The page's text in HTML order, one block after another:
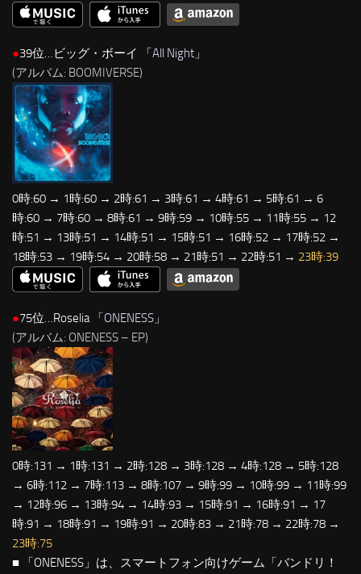
●39位…ビッグ・ボーイ 「All Night 」
(アルバム: BOOMIVERSE)
0時:60 → 1時:60 → 2時:61 → 3時:61 → 4時:61 → 5時:61 → 6
時:60 → 7時:60 → 8時:61 → 9時:59 → 10時:55 → 11時:55 → 12
時:51 → 13時:51 → 14時:51 → 15時:51 → 16時:52 → 17時:52 →
18時:53 → 19時:54 → 20時:58 → 21時:51 → 22時:51 → 23時:39
●75位…Roselia 「 ONENESS 」
(アルバム: ONENESS – EP)
0時:131 → 1時:131 → 2時:128 → 3時:128 → 4時:128 → 5時:128
→ 6時:112 → 7時:113 → 8時:107 → 9時:99 → 10時:99 → 11時:99
→ 12時:96 → 13時:94 → 14時:93 → 15時:91 → 16時:91 → 17
時:91 → 18時:91 → 19時:91 → 20時:83 → 21時:78 → 22時:78 →
23時:75
■ 「ONENESS」は、スマートフォン向けゲーム「バンドリ！